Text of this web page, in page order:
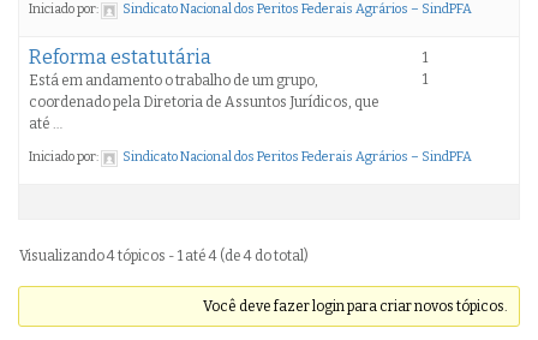
Iniciado por: Sindicato Nacional dos Peritos Federais Agrários – SindPFA
Reforma estatutária
Está em andamento o trabalho de um grupo,
coordenado pela Diretoria de Assuntos Jurídicos, que
até …
Iniciado por: Sindicato Nacional dos Peritos Federais Agrários – SindPFA
1
1
Visualizando 4 tópicos - 1 até 4 (de 4 do total)
Você deve fazer login para criar novos tópicos.